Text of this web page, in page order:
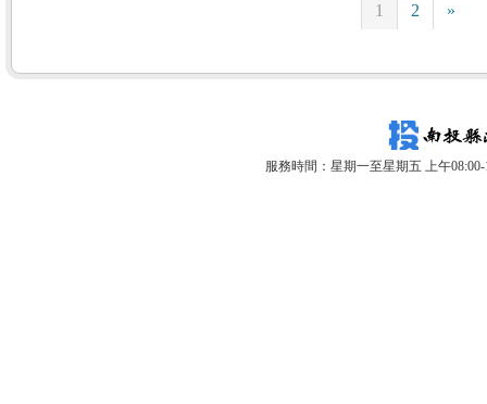
1 2 »
服務時間：星期一至星期五 上午